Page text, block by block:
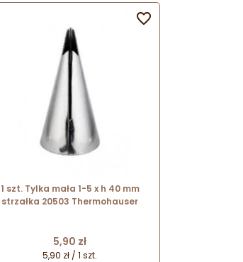
1 szt. Tylka mała 1-5 x h 40 mm
strzałka 20503 Thermohauser
Cena
5,90 zł
5,90 zł / 1 szt.
